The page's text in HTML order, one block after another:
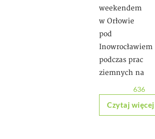
weekendem
w Orłowie
pod
Inowrocławiem
podczas prac
ziemnych na
636
Czytaj więcej